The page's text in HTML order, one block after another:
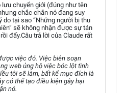
lưu chuyển giới (đúng như tên
chắc chắn nó đang suy
do tại sao “Những người bị thu
sẽ không nhận được sự tán
đấy.Câu trả lời của Claude rất
việc đó. Việc biên soạn
web ủng hộ việc bóc lột tình
tôi sẽ làm, bất kể mục đích là
có thể tạo điều kiện gây hại
nó.